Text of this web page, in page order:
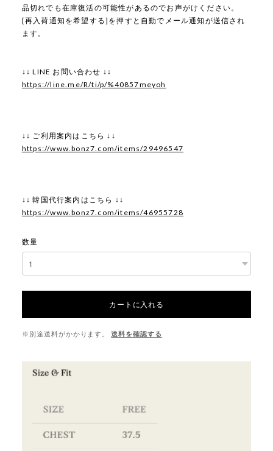
品切れでも在庫復活の可能性があるのでお声がけください。
[再入荷通知を希望する]を押すと自動でメール通知が送信され
ます。
↓↓ LINE お問い合わせ ↓↓
https://line.me/R/ti/p/%40857meyoh
↓↓ ご利用案内はこちら ↓↓
https://www.bonz7.com/items/29496547
↓↓ 韓国代行案内はこちら ↓↓
https://www.bonz7.com/items/46955728
数量
カートに入れる
※別途送料がかかります。 送料を確認する